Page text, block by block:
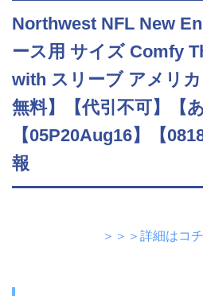
Northwest NFL New
ース用 サイズ Comfy
with スリーブ アメリ
無料】【代引不可】【
【05P20Aug16】【
報
＞＞＞詳細はコ